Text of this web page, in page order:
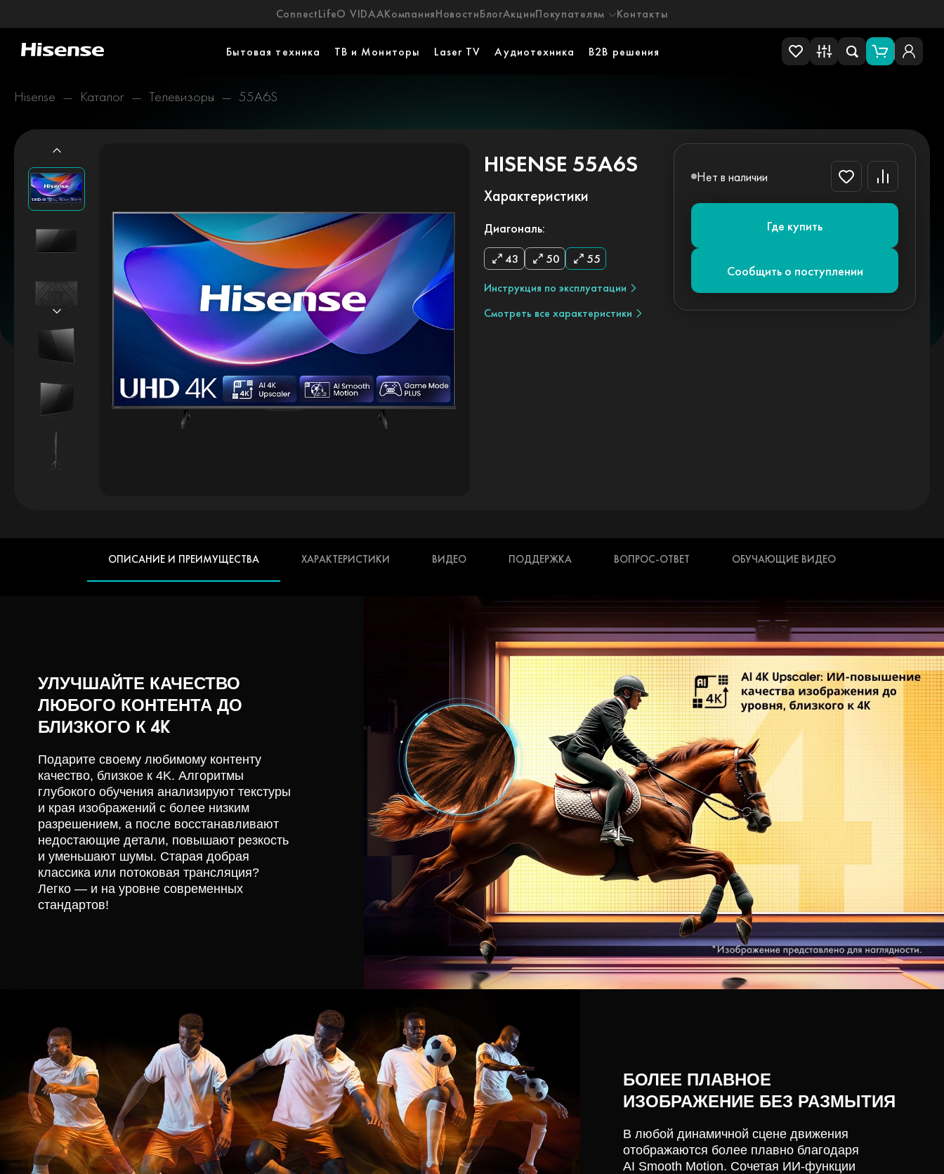
ConnectLifeО VIDAAКомпанияНовостиБлогАкцииПокупателям Контакты
Бытовая техника ТВ и Мониторы Laser TV Аудиотехника B2B решения
Hisense Каталог Телевизоры 55A6S
HISENSE 55A6S
Характеристики
Диагональ:
43 50 55
Инструкция по эксплуатации
Смотреть все характеристики
Нет в наличии
Где купить
Сообщить о поступлении
ОПИСАНИЕ И ПРЕИМУЩЕСТВА ХАРАКТЕРИСТИКИ ВИДЕО ПОДДЕРЖКА ВОПРОС-ОТВЕТ ОБУЧАЮЩИЕ ВИДЕО
УЛУЧШАЙТЕ КАЧЕСТВО
ЛЮБОГО КОНТЕНТА ДО
БЛИЗКОГО К 4K
Подарите своему любимому контенту
качество, близкое к 4K. Алгоритмы
глубокого обучения анализируют текстуры
и края изображений с более низким
разрешением, а после восстанавливают
недостающие детали, повышают резкость
и уменьшают шумы. Старая добрая
классика или потоковая трансляция?
Легко — и на уровне современных
стандартов!
БОЛЕЕ ПЛАВНОЕ
ИЗОБРАЖЕНИЕ БЕЗ РАЗМЫТИЯ
В любой динамичной сцене движения
отображаются более плавно благодаря
AI Smooth Motion. Сочетая ИИ-функции